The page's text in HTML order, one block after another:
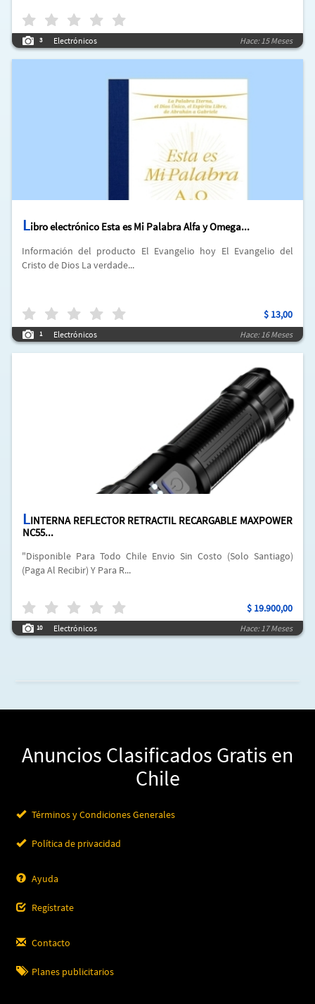
3 Electrónicos Hace: 15 Meses
Libro electrónico Esta es Mi Palabra Alfa y Omega...
Información del producto El Evangelio hoy El Evangelio del
Cristo de Dios La verdade...
$ 13,00
1 Electrónicos Hace: 16 Meses
LINTERNA REFLECTOR RETRACTIL RECARGABLE MAXPOWER
NC55...
"Disponible Para Todo Chile Envio Sin Costo (Solo Santiago)
(Paga Al Recibir) Y Para R...
$ 19.900,00
10 Electrónicos Hace: 17 Meses
Anuncios Clasificados Gratis en
Chile
Términos y Condiciones Generales
Política de privacidad
Ayuda
Regístrate
Contacto
Planes publicitarios